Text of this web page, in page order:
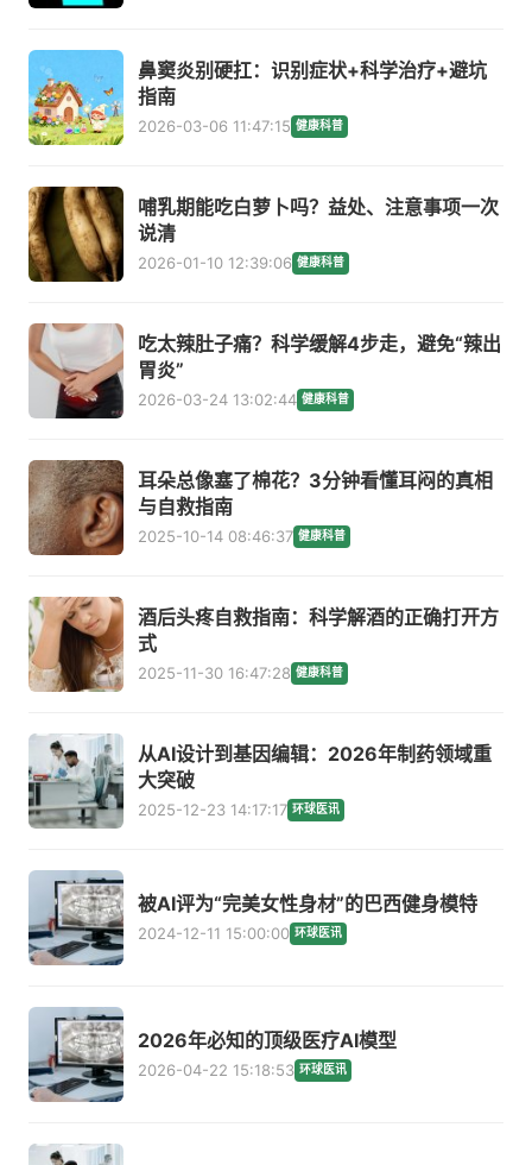
鼻窦炎别硬扛：识别症状+科学治疗+避坑
指南
2026-03-06 11:47:15 健康科普
哺乳期能吃白萝卜吗？益处、注意事项一次
说清
2026-01-10 12:39:06 健康科普
吃太辣肚子痛？科学缓解4步走，避免“辣出
胃炎”
2026-03-24 13:02:44 健康科普
耳朵总像塞了棉花？3分钟看懂耳闷的真相
与自救指南
2025-10-14 08:46:37 健康科普
酒后头疼自救指南：科学解酒的正确打开方
式
2025-11-30 16:47:28 健康科普
从AI设计到基因编辑：2026年制药领域重
大突破
2025-12-23 14:17:17 环球医讯
被AI评为“完美女性身材”的巴西健身模特
2024-12-11 15:00:00 环球医讯
2026年必知的顶级医疗AI模型
2026-04-22 15:18:53 环球医讯